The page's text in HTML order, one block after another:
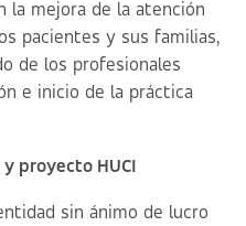
la mejora de la atención
pacientes y sus familias,
de los profesionales
e inicio de la práctica
proyecto HUCI
sin ánimo de lucro